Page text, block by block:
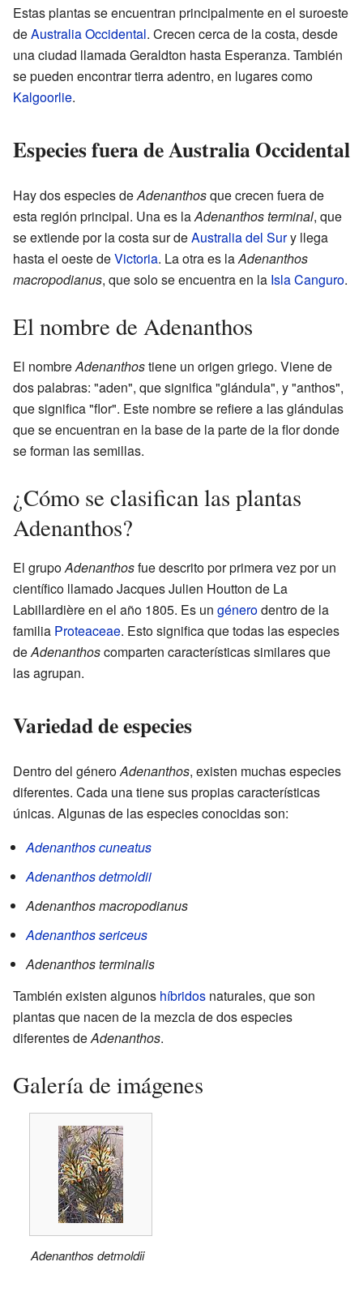
Estas plantas se encuentran principalmente en el suroeste
deAustralia Occidental. Crecen cerca de la costa, desde
una ciudad llamada Geraldton hasta Esperanza. También
se pueden encontrar tierra adentro, en lugares como
Kalgoorlie.
Especies fuera de Australia Occidental
Hay dos especies deAdenanthosque crecen fuera de
esta región principal. Una es laAdenanthos terminal, que
se extiende por la costa sur deAustralia del Sury llega
hasta el oeste deVictoria. La otra es laAdenanthos
macropodianus, que solo se encuentra en la Isla Canguro.
El nombre de Adenanthos
El nombreAdenanthostiene un origen griego. Viene de
dos palabras: "aden", que significa "glándula", y "anthos",
que significa "flor". Este nombre se refiere a las glándulas
que se encuentran en la base de la parte de la flor donde
se forman las semillas.
¿Cómo se clasifican las plantas
Adenanthos?
El grupoAdenanthosfue descrito por primera vez por un
científico llamado Jacques Julien Houtton de La
Labillardière en el año 1805. Es un génerodentro de la
familia Proteaceae. Esto significa que todas las especies
deAdenanthoscomparten características similares que
las agrupan.
Variedad de especies
Dentro del géneroAdenanthos, existen muchas especies
diferentes. Cada una tiene sus propias características
únicas. Algunas de las especies conocidas son:
Adenanthos cuneatus
Adenanthos detmoldii
Adenanthos macropodianus
Adenanthos sericeus
Adenanthos terminalis
También existen algunos híbridos naturales, que son
plantas que nacen de la mezcla de dos especies
diferentes deAdenanthos.
Galería de imágenes
Adenanthos detmoldii